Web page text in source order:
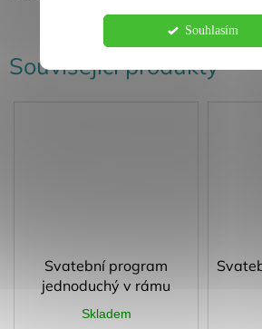
Souhlasím
Související produkty
Svatební program
jednoduchý v rámu
Skladem